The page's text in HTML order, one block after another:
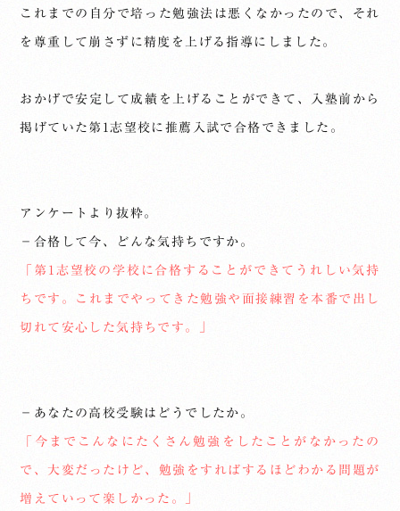
これまでの自分で培った勉強法は悪くなかったので、それ
を尊重して崩さずに精度を上げる指導にしました。
おかげで安定して成績を上げることができて、入塾前から
掲げていた第1志望校に推薦入試で合格できました。
アンケートより抜粋。
－合格して今、どんな気持ちですか。
「第1志望校の学校に合格することができてうれしい気持
ちです。これまでやってきた勉強や面接練習を本番で出し
切れて安心した気持ちです。」
－あなたの高校受験はどうでしたか。
「今までこんなにたくさん勉強をしたことがなかったの
で、大変だったけど、勉強をすればするほどわかる問題が
増えていって楽しかった。」